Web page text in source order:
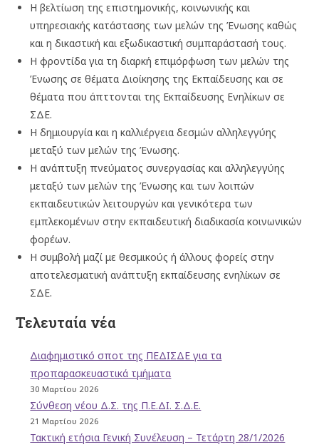
Η βελτίωση της επιστημονικής, κοινωνικής και
υπηρεσιακής κατάστασης των μελών της Ένωσης καθώς
και η δικαστική και εξωδικαστική συμπαράστασή τους.
Η φροντίδα για τη διαρκή επιμόρφωση των μελών της
Ένωσης σε θέματα Διοίκησης της Εκπαίδευσης και σε
θέματα που άπττονται της Εκπαίδευσης Ενηλίκων σε
ΣΔΕ.
Η δημιουργία και η καλλιέργεια δεσμών αλληλεγγύης
μεταξύ των μελών της Ένωσης.
Η ανάπτυξη πνεύματος συνεργασίας και αλληλεγγύης
μεταξύ των μελών της Ένωσης και των λοιπών
εκπαιδευτικών λειτουργών και γενικότερα των
εμπλεκομένων στην εκπαιδευτική διαδικασία κοινωνικών
φορέων.
Η συμβολή μαζί με θεσμικούς ή άλλους φορείς στην
αποτελεσματική ανάπτυξη εκπαίδευσης ενηλίκων σε
ΣΔΕ.
Τελευταία νέα
Διαφημιστικό σποτ της ΠΕΔΙΣΔΕ για τα
προπαρασκευαστικά τμήματα
30 Μαρτίου 2026
Σύνθεση νέου Δ.Σ. της Π.Ε.ΔΙ. Σ.Δ.Ε.
21 Μαρτίου 2026
Τακτική ετήσια Γενική Συνέλευση – Τετάρτη 28/1/2026